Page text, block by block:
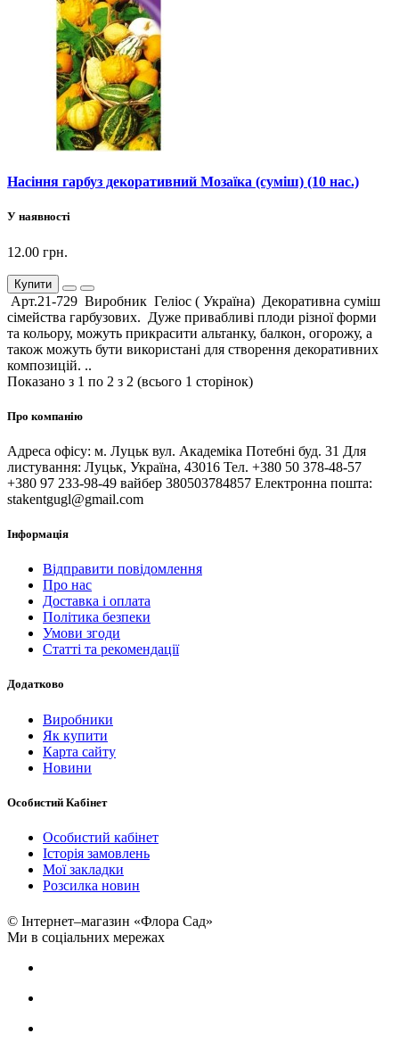
Насіння гарбуз декоративний Мозаїка (суміш) (10 нас.)
У наявності
12.00 грн.
Купити
Арт.21-729 Виробник Геліос ( Україна) Декоративна суміш
сімейства гарбузових. Дуже привабливі плоди різної форми
та кольору, можуть прикрасити альтанку, балкон, огорожу, а
також можуть бути використані для створення декоративних
композицій. ..
Показано з 1 по 2 з 2 (всього 1 сторінок)
Про компанію
Адреса офісу: м. Луцьк вул. Академіка Потебні буд. 31 Для
листування: Луцьк, Україна, 43016 Тел. +380 50 378-48-57
+380 97 233-98-49 вайбер 380503784857 Електронна пошта:
stakentgugl@gmail.com
Інформація
Відправити повідомлення
Про нас
Доставка і оплата
Політика безпеки
Умови згоди
Статті та рекомендації
Додатково
Виробники
Як купити
Карта сайту
Новини
Особистий Кабінет
Особистий кабінет
Історія замовлень
Мої закладки
Розсилка новин
© Інтернет–магазин «Флора Сад»
Ми в соціальних мережах